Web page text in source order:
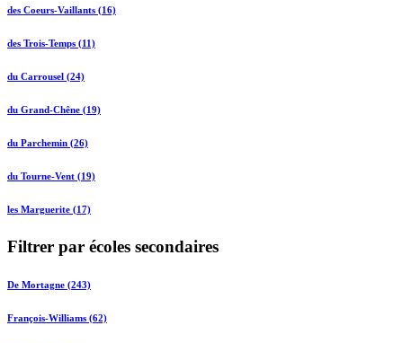
des Coeurs-Vaillants (16)
des Trois-Temps (11)
du Carrousel (24)
du Grand-Chêne (19)
du Parchemin (26)
du Tourne-Vent (19)
les Marguerite (17)
Filtrer par écoles secondaires
De Mortagne (243)
François-Williams (62)